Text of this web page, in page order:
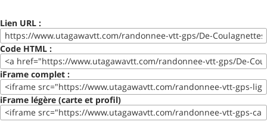
Lien URL :
Code HTML :
iFrame complet :
iFrame légère (carte et profil)